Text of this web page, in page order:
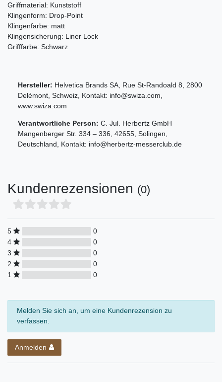
Griffmaterial: Kunststoff
Klingenform: Drop-Point
Klingenfarbe: matt
Klingensicherung: Liner Lock
Grifffarbe: Schwarz
Hersteller: Helvetica Brands SA Rue St-Randoald 8
2800
Delémont Schweiz , Kontakt: info@swiza.com
www.swiza.com
Verantwortliche Person: C. Jul. Herbertz GmbH
Mangenberger Str. 334 – 336 42655 Solingen
Deutschland , Kontakt: info@herbertz-messerclub.de
Kundenrezensionen (0)
5
0
4
0
3
0
2
0
1
0
Melden Sie sich an, um eine Kundenrezension zu
verfassen.
Anmelden